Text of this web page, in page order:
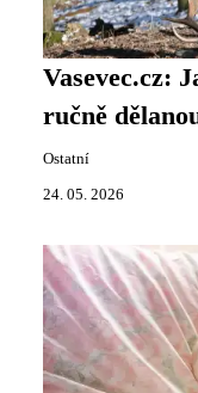
Vasevec.cz:
ručně
Ostatní
24. 05. 2026